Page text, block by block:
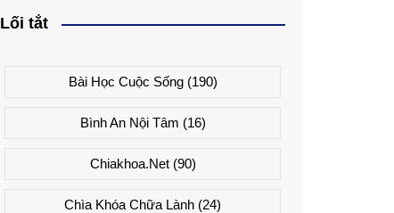
Lối tắt
Bài Học Cuộc Sống(190)
Bình An Nội Tâm (16)
Chiakhoa.net(90)
Chìa Khóa Chữa Lành (24)